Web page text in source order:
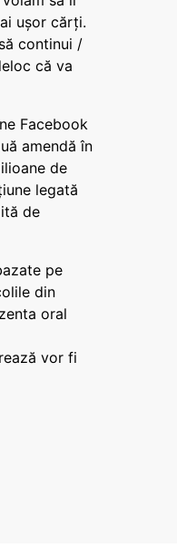
ușor cărți.
continui /
că va
Facebook
amendă în
de
legată
de
pe
din
oral
vor fi